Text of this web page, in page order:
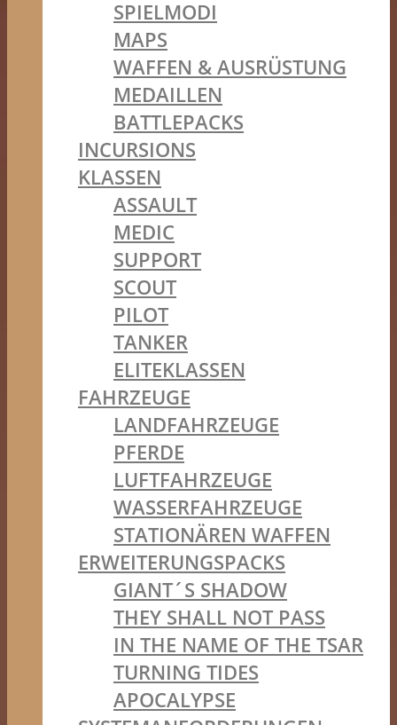
SPIELMODI
MAPS
WAFFEN & AUSRÜSTUNG
MEDAILLEN
BATTLEPACKS
INCURSIONS
KLASSEN
ASSAULT
MEDIC
SUPPORT
SCOUT
PILOT
TANKER
ELITEKLASSEN
FAHRZEUGE
LANDFAHRZEUGE
PFERDE
LUFTFAHRZEUGE
WASSERFAHRZEUGE
STATIONÄREN WAFFEN
ERWEITERUNGSPACKS
GIANT´S SHADOW
THEY SHALL NOT PASS
IN THE NAME OF THE TSAR
TURNING TIDES
APOCALYPSE